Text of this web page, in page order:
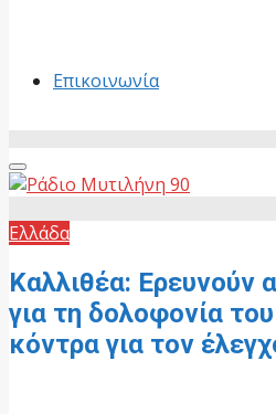
Επικοινωνία
Primary
Menu
Ελλάδα
Καλλιθέα: Ερευνούν
για τη δολοφονία
κόντρα για τον